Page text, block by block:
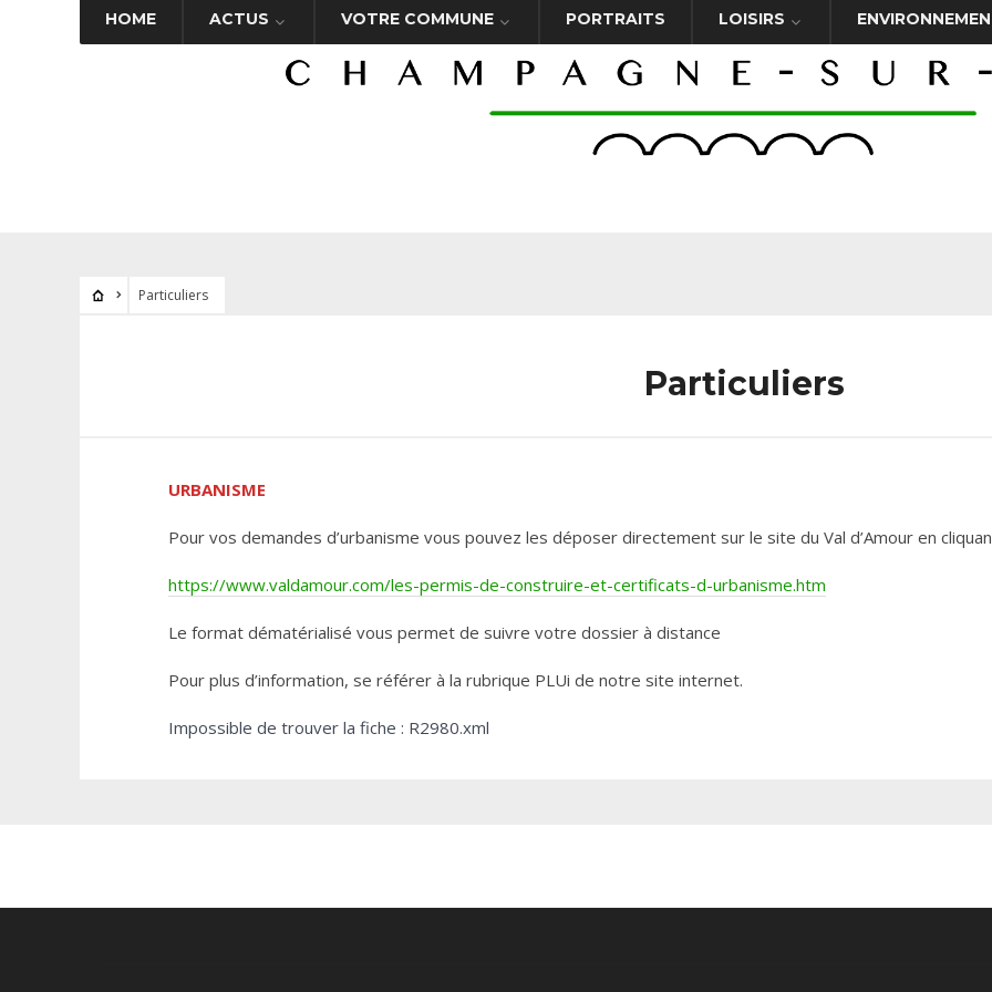
HOME ACTUS VOTRE COMMUNE PORTRAITS LOISIRS
Particuliers
Particuliers
URBANISME
Pour vos demandes d’urbanisme vous pouvez les déposer directement sur le site du Val d’Amour en
https://www.valdamour.com/les-permis-de-construire-et-certificats-d-urbanisme.htm
Le format dématérialisé vous permet de suivre votre dossier à distance
Pour plus d’information, se référer à la rubrique PLUi de notre site internet.
Impossible de trouver la fiche : R2980.xml